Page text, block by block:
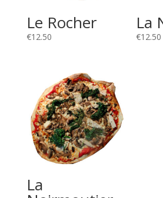
Le Rocher
€12.50
La
€12.50
La